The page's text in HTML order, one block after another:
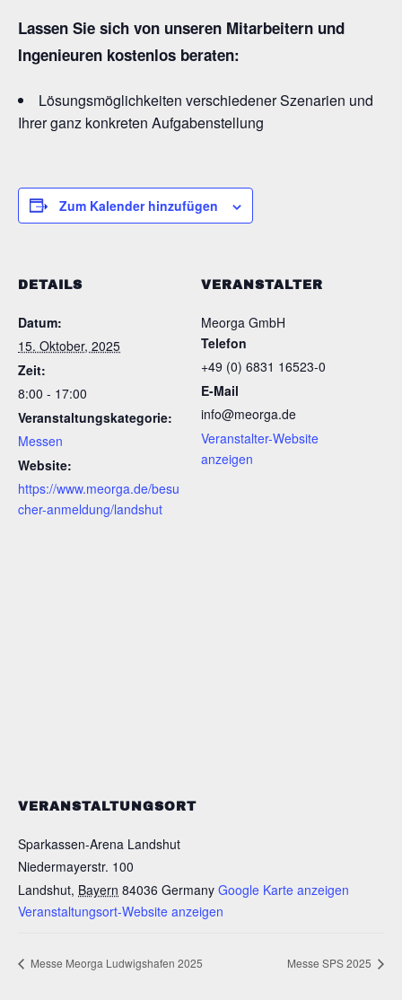
Lassen Sie sich von unseren Mitarbeitern und
Ingenieuren kostenlos beraten:
Lösungsmöglichkeiten verschiedener Szenarien und
Ihrer ganz konkreten Aufgabenstellung
Zum Kalender hinzufügen
DETAILS
Datum:
15. Oktober, 2025
Zeit:
8:00 - 17:00
Veranstaltungskategorie:
Messen
Website:
https://www.meorga.de/besu
cher-anmeldung/landshut
VERANSTALTER
Meorga GmbH
Telefon
+49 (0) 6831 16523-0
E-Mail
info@meorga.de
Veranstalter-Website
anzeigen
VERANSTALTUNGSORT
Sparkassen-Arena Landshut
Niedermayerstr. 100
Landshut, Bayern 84036 Germany Google Karte anzeigen
Veranstaltungsort-Website anzeigen
Messe Meorga Ludwigshafen 2025 Messe SPS 2025